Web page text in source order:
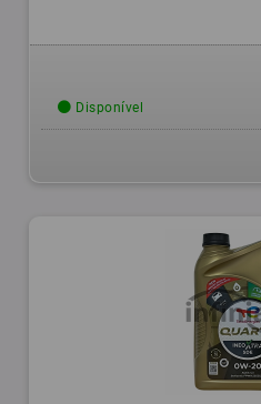
Disponível